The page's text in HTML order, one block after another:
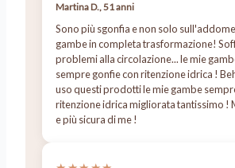
Martina D., 51 anni
Sono più sgonfia e non solo
gambe in completa trasformazione!
problemi alla circolazione... le mie
sempre gonfie con ritenzione idrica !
uso questi prodotti le mie gambe
ritenzione idrica migliorata tantissimo !
e più sicura di me !